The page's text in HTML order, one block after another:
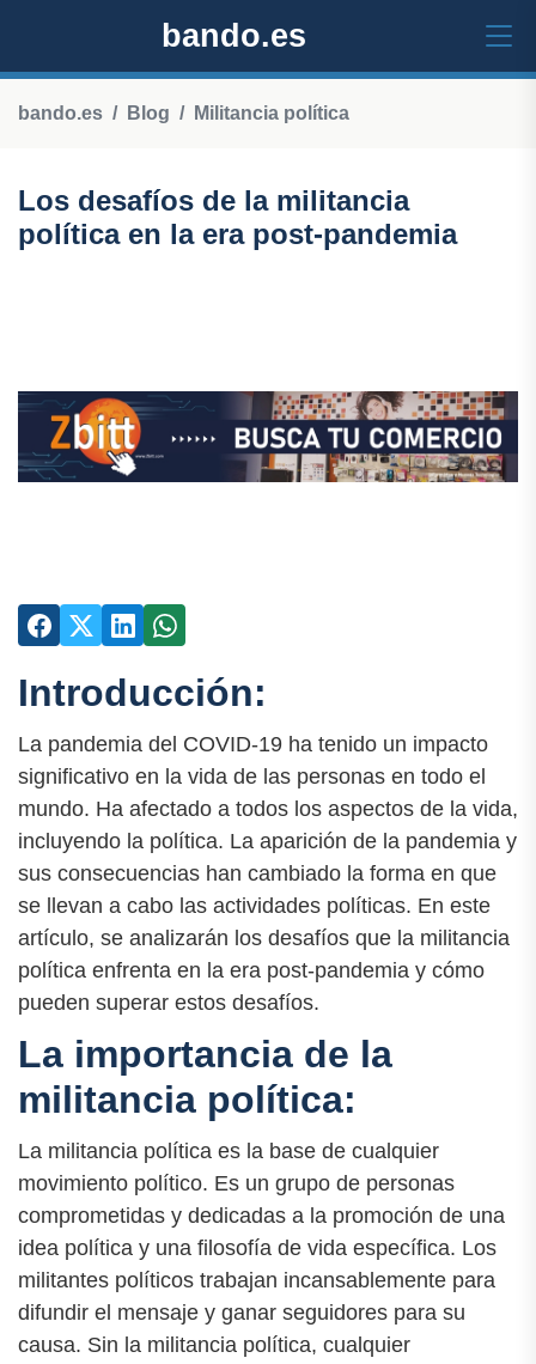
bando.es
bando.es Blog Militancia política
Los desafíos de la militancia
política en la era post-pandemia
Introducción:
La pandemia del COVID-19 ha tenido un impacto
significativo en la vida de las personas en todo el
mundo. Ha afectado a todos los aspectos de la vida,
incluyendo la política. La aparición de la pandemia y
sus consecuencias han cambiado la forma en que
se llevan a cabo las actividades políticas. En este
artículo, se analizarán los desafíos que la militancia
política enfrenta en la era post-pandemia y cómo
pueden superar estos desafíos.
La importancia de la
militancia política:
La militancia política es la base de cualquier
movimiento político. Es un grupo de personas
comprometidas y dedicadas a la promoción de una
idea política y una filosofía de vida específica. Los
militantes políticos trabajan incansablemente para
difundir el mensaje y ganar seguidores para su
causa. Sin la militancia política, cualquier